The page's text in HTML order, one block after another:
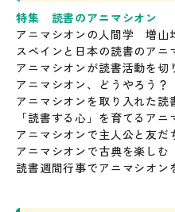
特集 読書のアニマシオン
アニマシオンの人間学 増山
スペインと日本の読書のア
アニマシオンが読書活動を
アニマシオン、どうやろう
アニマシオンを取り入れた
「読書する心」を育てるア
アニマシオンで主人公と友
アニマシオンで古典を楽し
読書週間行事でアニマシオ